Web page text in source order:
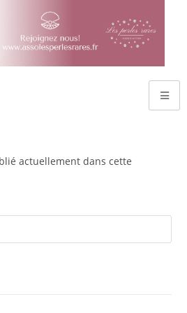
actuellement dans cette